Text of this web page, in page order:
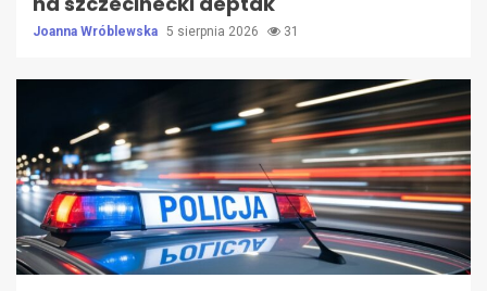
Joanna Wróblewska 5 sierpnia 2026 31